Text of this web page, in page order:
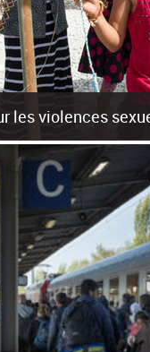
les violences
et migrants sur les